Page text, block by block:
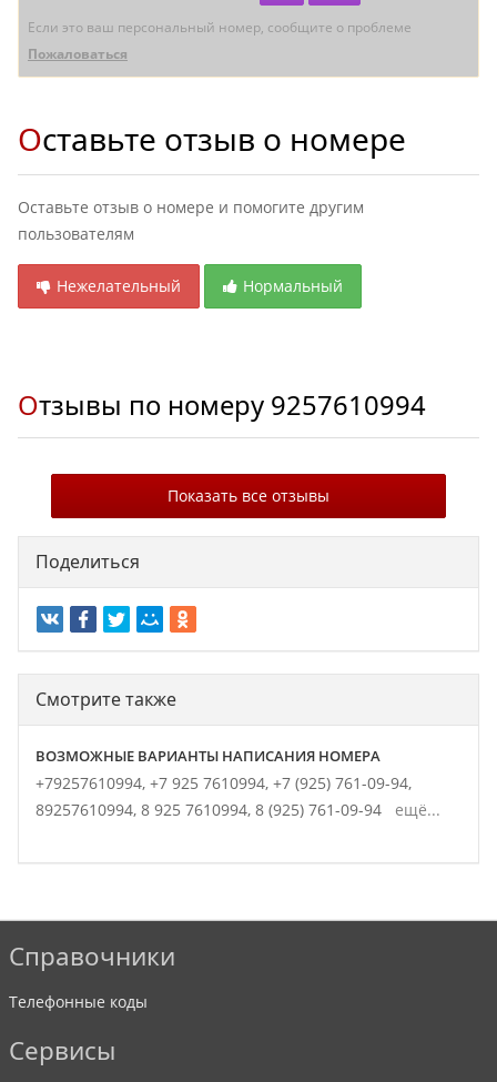
Если это ваш персональный номер, сообщите о проблеме
Пожаловаться
Оставьте отзыв о номере
Оставьте отзыв о номере и помогите другим
пользователям
Нежелательный Нормальный
Отзывы по номеру 9257610994
Показать все отзывы
Поделиться
Смотрите также
ВОЗМОЖНЫЕ ВАРИАНТЫ НАПИСАНИЯ НОМЕРА
+79257610994, +7 925 7610994, +7 (925) 761-09-94,
89257610994, 8 925 7610994, 8 (925) 761-09-94 ещё...
Справочники
Телефонные коды
Сервисы